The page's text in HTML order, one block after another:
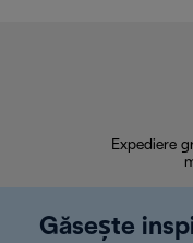
Expediere
Găsește